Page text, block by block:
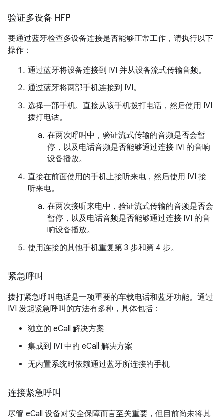
验证多设备 HFP
要通过蓝牙检查多设备连接是否能够正常工作，请执行以下
操作：
通过蓝牙将设备连接到 IVI 并从设备流式传输音频。
通过蓝牙将两部手机连接到 IVI。
选择一部手机。直接从该手机拨打电话，然后使用 IVI
拨打电话。
在两次呼叫中，验证流式传输的音频是否会暂
停，以及电话音频是否能够通过连接 IVI 的音响
设备播放。
直接在前面使用的手机上接听来电，然后使用 IVI 接
听来电。
在两次接听来电中，验证流式传输的音频是否会
暂停，以及电话音频是否能够通过连接 IVI 的音
响设备播放。
使用连接的其他手机重复第 3 步和第 4 步。
紧急呼叫
拨打紧急呼叫电话是一项重要的车载电话和蓝牙功能。通过
IVI 发起紧急呼叫的方法有多种，具体包括：
独立的 eCall 解决方案
集成到 IVI 中的 eCall 解决方案
无内置系统时依赖通过蓝牙所连接的手机
连接紧急呼叫
尽管 eCall 设备对安全保障而言至关重要，但目前尚未将其